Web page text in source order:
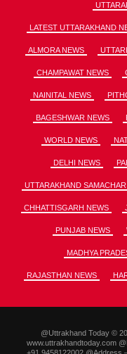
LATEST UTTARAKHAND
ALMORA NEWS
CHAMPAWAT NEWS
NAINITAL NEWS
BAGESHWAR NEWS
WORLD NEWS
DELHI NEWS
UTTARAKHAND
CHHATTISGARH NEWS
PUNJAB NEWS
MADHYA
RAJASTHAN NEWS
@Uttrakhand Today ©
www.uttrakhandtoday.com